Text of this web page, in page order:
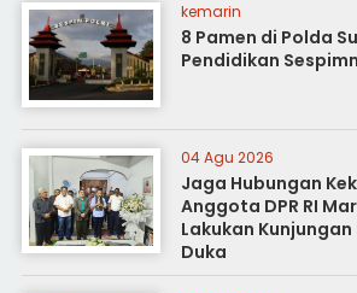
kemarin
8 Pamen di Polda
Pendidikan
04 Agu 2026
Jaga Hubungan
Anggota DPR RI
Lakukan Kunjungan
Duka